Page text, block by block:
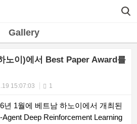
Gallery
노이)에서 Best Paper Award를
15:07:03 1
년 1월에 베트남 하노이에서 개최된
Deep Reinforcement Learning